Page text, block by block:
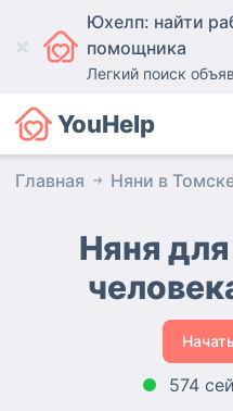
Юхелп: найти
помощника
Легкий поиск
YouHelp
Главная Няни в
Няня
574